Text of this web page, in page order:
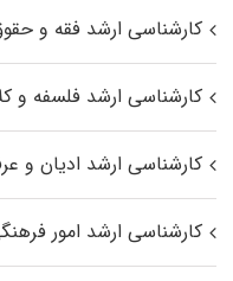
کارشناسی ارشد فقه و
کارشناسی ارشد فلسفه و
کارشناسی ارشد ادیان و
کارشناسی ارشد امور